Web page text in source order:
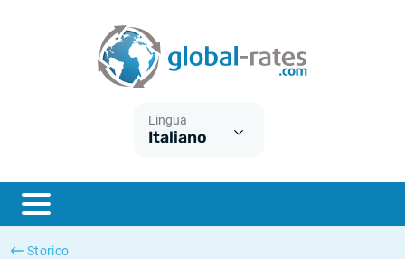
Lingua
Italiano
Storico
ESTER
SONIA
Cos'è l'inflazione CPI?
Cos'è l'inflazione HICP?
Inflazione Italia
Inflazione Stati Uniti
Tassi storici Euribor
Tassi storici di SONIA
Tassi storici di TONAR
Calcolatore dell’inflazione